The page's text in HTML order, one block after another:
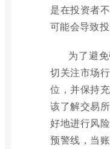
是在投资者
可能会导致
为了避
切关注市场
位，并保持
该了解交易
好地进行风
预警线，当